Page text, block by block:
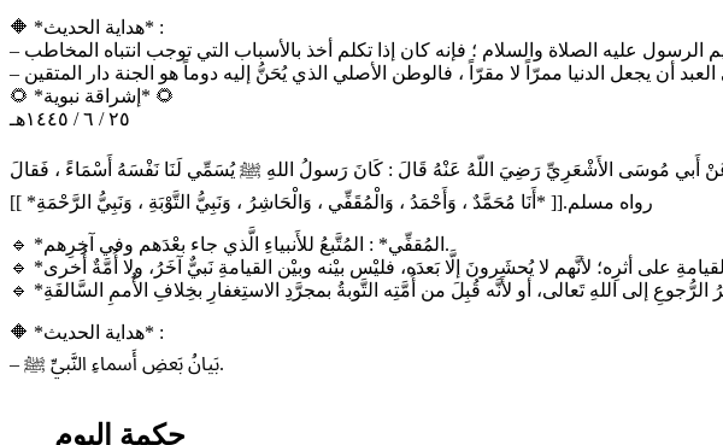
🔶 *هداية الحديث* :
🌻 *إشراقة نبوية* 🌻
٢٥ / ٦ / ١٤٤٥هـ
[[ *أَنَا مُحَمَّدٌ ، وَأَحْمَدُ ، وَالْمُقَفِّي ، وَالْحَاشِرُ ، وَنَبِيُّ التَّوْبَةِ ، وَنَبِيُّ الرَّحْمَةِ* ]].رواه مسلم
🔹 *المُقفِّي* : المُتَّبعُ للأَنبياءِ الَّذي جاء بعْدَهم وفي آخِرِهم.
🔶 *هداية الحديث* :
– بَيانُ بَعضِ أَسماءِ النَّبيِّ ﷺ.
حكمة اليوم